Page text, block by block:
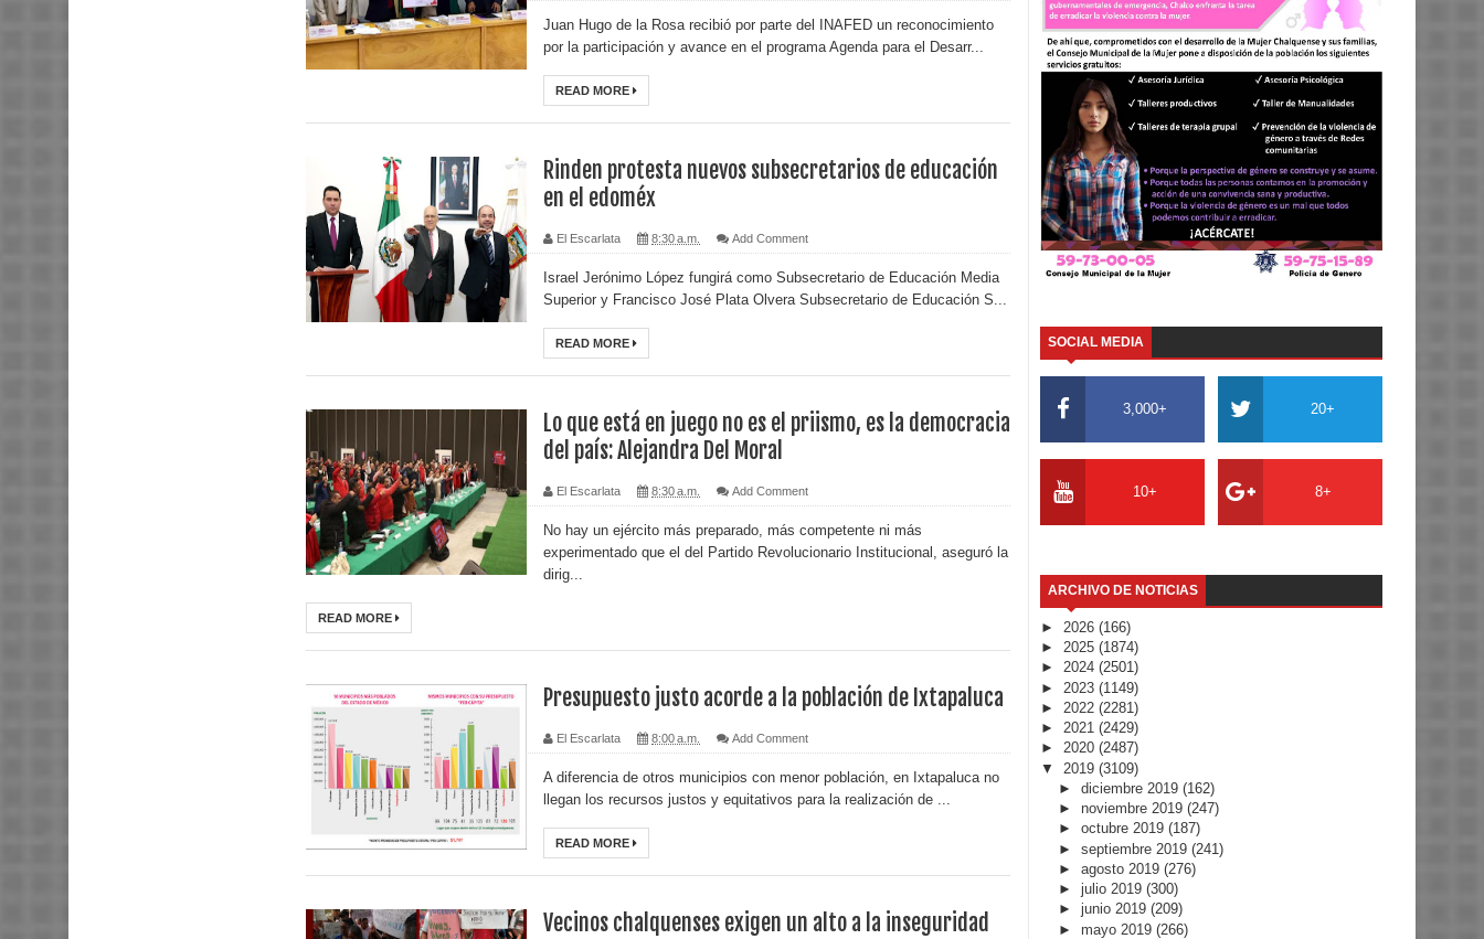
Juan Hugo de la Rosa recibió por parte del INAFED un reconocimiento
por la participación y avance en el programa Agenda para el Desarr...
READ MORE
Rinden protesta nuevos subsecretarios de educación
en el edoméx
El Escarlata 8:30 a.m. Add Comment
Israel Jerónimo López fungirá como Subsecretario de Educación Media
Superior y Francisco José Plata Olvera Subsecretario de Educación S...
READ MORE
Lo que está en juego no es el priismo, es la democracia
del país: Alejandra Del Moral
El Escarlata 8:30 a.m. Add Comment
No hay un ejército más preparado, más competente ni más
experimentado que el del Partido Revolucionario Institucional, aseguró la
dirig...
READ MORE
Presupuesto justo acorde a la población de Ixtapaluca
El Escarlata 8:00 a.m. Add Comment
A diferencia de otros municipios con menor población, en Ixtapaluca no
llegan los recursos justos y equitativos para la realización de ...
READ MORE
Vecinos chalquenses exigen un alto a la inseguridad
SOCIAL MEDIA
3,000+ 20+
10+ 8+
ARCHIVO DE NOTICIAS
► 2026 (166)
► 2025 (1874)
► 2024 (2501)
► 2023 (1149)
► 2022 (2281)
► 2021 (2429)
► 2020 (2487)
▼ 2019 (3109)
► diciembre 2019 (162)
► noviembre 2019 (247)
► octubre 2019 (187)
► septiembre 2019 (241)
► agosto 2019 (276)
► julio 2019 (300)
► junio 2019 (209)
► mayo 2019 (266)